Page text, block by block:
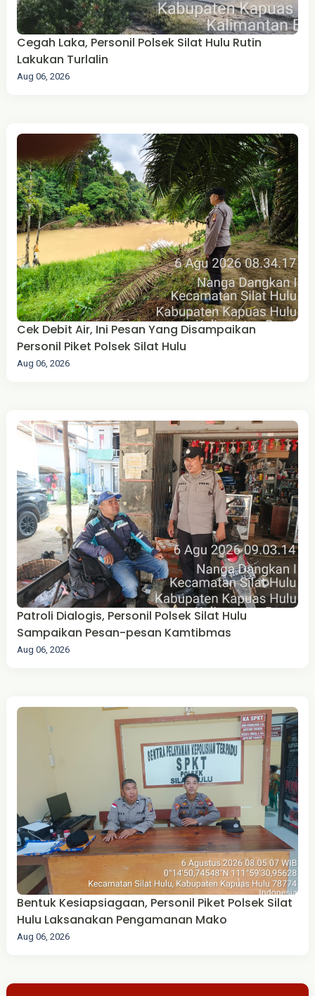
Cegah Laka, Personil Polsek Silat Hulu Rutin
Lakukan Turlalin
Aug 06, 2026
Cek Debit Air, Ini Pesan Yang Disampaikan
Personil Piket Polsek Silat Hulu
Aug 06, 2026
Patroli Dialogis, Personil Polsek Silat Hulu
Sampaikan Pesan-pesan Kamtibmas
Aug 06, 2026
Bentuk Kesiapsiagaan, Personil Piket Polsek Silat
Hulu Laksanakan Pengamanan Mako
Aug 06, 2026